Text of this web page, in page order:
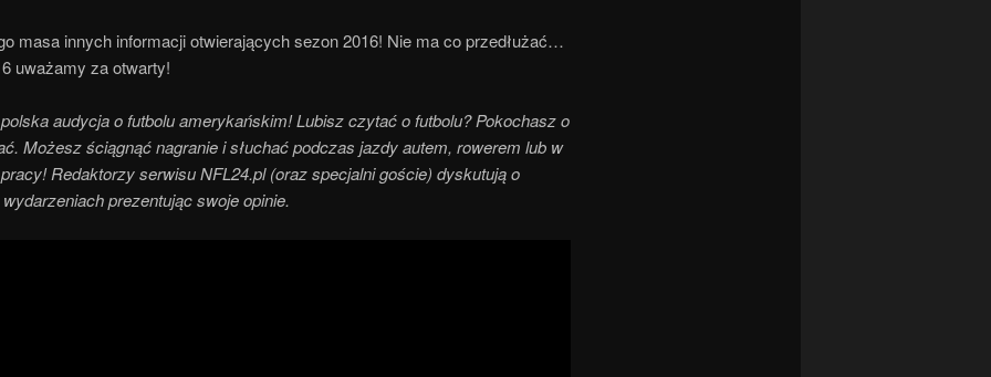
masa innych informacji otwierających sezon 2016! Nie ma co przedłużać…
uważamy za otwarty!
audycja o futbolu amerykańskim! Lubisz czytać o futbolu? Pokochasz o
Możesz ściągnąć nagranie i słuchać podczas jazdy autem, rowerem lub w
Redaktorzy serwisu NFL24.pl (oraz specjalni goście) dyskutują o
prezentując swoje opinie.